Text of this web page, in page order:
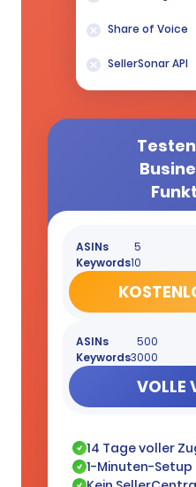
Share of Voice
SellerSonar API
ASINs
5
Keywords10
ASINs
500
Keywords3000
VOLLE
14 Tage voller
1-Minuten-Setup